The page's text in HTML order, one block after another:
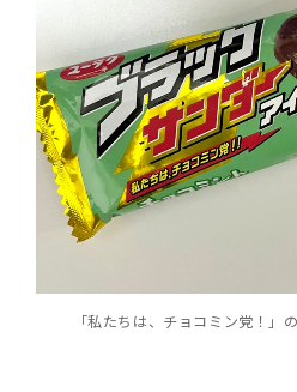
「私たちは、チョコミン党！」